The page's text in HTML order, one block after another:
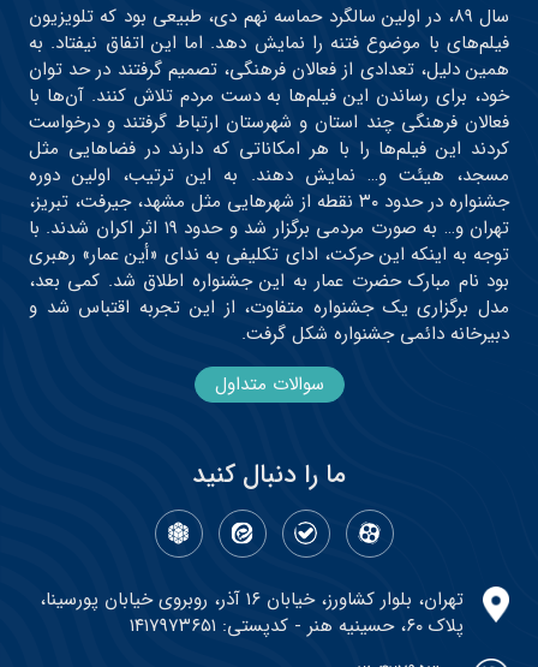
سال ۸۹، در اولین سالگرد حماسه نهم دی، طبیعی بود که تلویزیون
فیلم‌های با موضوع فتنه را نمایش دهد. اما این اتفاق نیفتاد. به
همین دلیل، تعدادی از فعالان فرهنگی، تصمیم گرفتند در حد توان
خود، برای رساندن این فیلم‌ها به دست مردم تلاش کنند. آن‌ها با
فعالان فرهنگی چند استان و شهرستان ارتباط گرفتند و درخواست
کردند این فیلم‌ها را با هر امکاناتی که دارند در فضاهایی مثل
مسجد، هیئت و… نمایش دهند. به این ترتیب، اولین دوره
جشنواره در حدود ۳۰ نقطه از شهرهایی مثل مشهد، جیرفت، تبریز،
تهران و… به صورت مردمی برگزار شد و حدود ۱۹ اثر اکران شدند. با
توجه به اینکه این حرکت، ادای تکلیفی به ندای «أین عمار» رهبری
بود نام مبارک حضرت عمار به این جشنواره اطلاق شد. کمی بعد،
مدل برگزاری یک جشنواره متفاوت، از این تجربه اقتباس شد و
دبیرخانه دائمی جشنواره شکل گرفت.
سوالات متداول
ما را دنبال کنید
تهران، بلوار کشاورز، خیابان ۱۶ آذر، روبروی خیابان پورسینا،
پلاک ۶۰، حسینیه هنر - کدپستی: ۱۴۱۷۹۷۳۶۵۱